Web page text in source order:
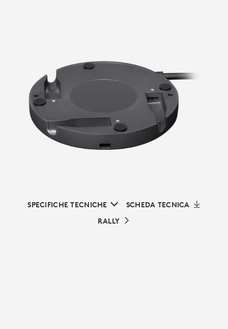
SPECIFICHE TECNICHE
SCHEDA TECNICA
RALLY